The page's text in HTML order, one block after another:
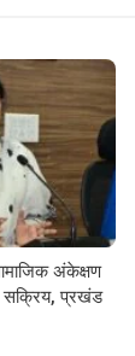
अंकेक्षण
सक्रिय, प्रखंड